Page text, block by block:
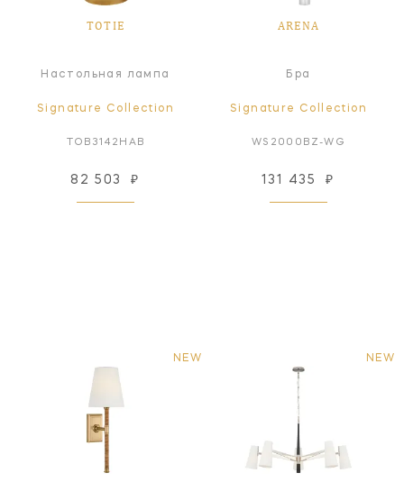
TOTIE
Настольная лампа
Signature Collection
TOB3142HAB
82 503 ₽
ARENA
Бра
Signature Collection
WS2000BZ-WG
131 435 ₽
NEW NEW